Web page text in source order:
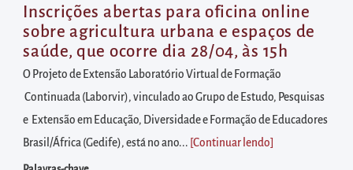
menu
principal
Acessar
diretamente
à
área
para
Inscrições abertas para oficina online
sobre agricultura urbana e espaços de
saúde, que ocorre dia 28/04, às 15h
O Projeto de Extensão Laboratório Virtual de Formação
Continuada (Laborvir), vinculado ao Grupo de Estudo, Pesquisas
e Extensão em Educação, Diversidade e Formação de Educadores
Brasil/África (Gedife), está no ano... [Continuar lendo